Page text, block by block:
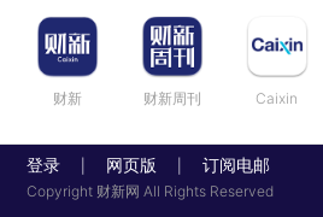
财新 财新周刊 Caixin
登录 网页版 订阅电邮
Copyright 财新网 All Rights Reserved